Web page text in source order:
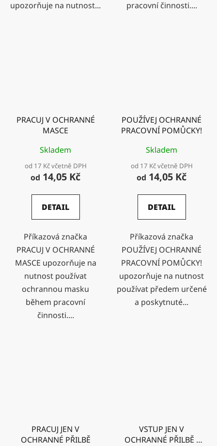
upozorňuje na nutnost...
pracovní činnosti....
PRACUJ V OCHRANNÉ
MASCE
Skladem
od 17 Kč včetně DPH
od 14,05 Kč
DETAIL
Příkazová značka
PRACUJ V OCHRANNÉ
MASCE upozorňuje na
nutnost používat
ochrannou masku
během pracovní
činnosti....
POUŽÍVEJ OCHRANNÉ
PRACOVNÍ POMŮCKY!
Skladem
od 17 Kč včetně DPH
od 14,05 Kč
DETAIL
Příkazová značka
POUŽÍVEJ OCHRANNÉ
PRACOVNÍ POMŮCKY!
upozorňuje na nutnost
používat předem určené
a poskytnuté...
PRACUJ JEN V
OCHRANNÉ PŘILBĚ
VSTUP JEN V
OCHRANNÉ PŘILBĚ -